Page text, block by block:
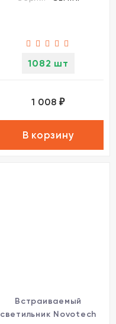
1082 шт
1 008₽
В корзину
Встраиваемый
светильник Novotech